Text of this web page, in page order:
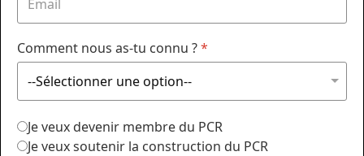
Comment nous as-tu connu ?*
Je veux devenir membre du PCR
Je veux soutenir la construction du PCR